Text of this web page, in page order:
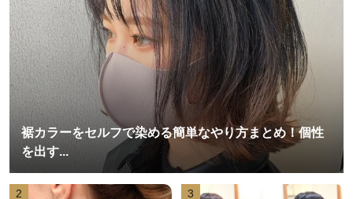
裾カラーをセルフで染める簡単なやり方まとめ！個性
を出す...
2 3